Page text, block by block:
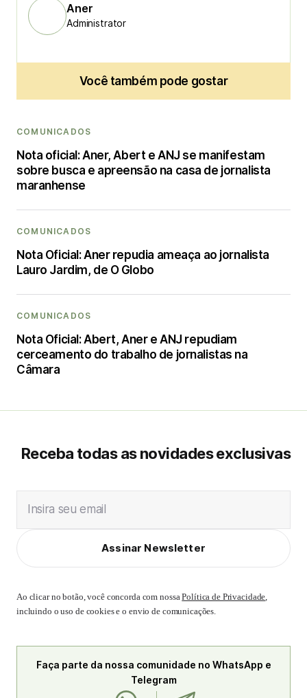
Aner
Administrator
Você também pode gostar
COMUNICADOS
Nota oficial: Aner, Abert e ANJ se manifestam
sobre busca e apreensão na casa de jornalista
maranhense
COMUNICADOS
Nota Oficial: Aner repudia ameaça ao jornalista
Lauro Jardim, de O Globo
COMUNICADOS
Nota Oficial: Abert, Aner e ANJ repudiam
cerceamento do trabalho de jornalistas na
Câmara
Receba todas as novidades exclusivas
Insira seu email
Assinar Newsletter
Ao clicar no botão, você concorda com nossaPolítica de Privacidade,
incluindo o uso de cookies e o envio de comunicações.
Faça parte da nossa comunidade no WhatsApp e
Telegram